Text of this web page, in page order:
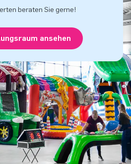
beraten Sie gerne!
ansehen